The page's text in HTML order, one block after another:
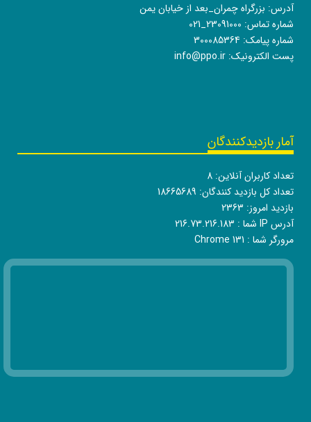
آدرس: بزرگراه چمران_بعد از خیابان یمن
شماره تماس: 021_23091000
شماره پیامک: 300085364
پست الکترونیک: info@ppo.ir
آمار بازدیدکنندگان
تعداد کاربران آنلاین: 8
تعداد کل بازدید کنندگان: 18665689
بازدید امروز: 2363
آدرس IP شما :
216.73.216.183
مرورگر شما : Chrome 131